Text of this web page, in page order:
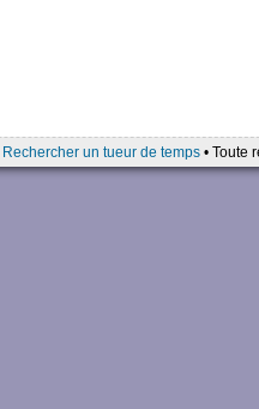
Rechercher un tueur de temps• Toute